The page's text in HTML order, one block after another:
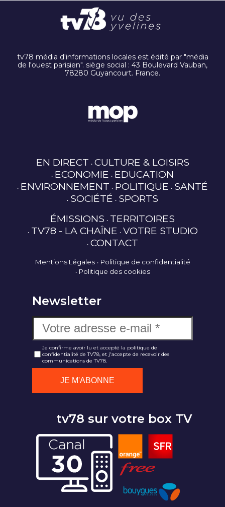
tv78 média d'informations locales est édité par "média
de l'ouest parisien". siège social : 43 Boulevard Vauban,
78280 Guyancourt. France.
EN DIRECT CULTURE & LOISIRS
ECONOMIE EDUCATION
ENVIRONNEMENT POLITIQUE SANTÉ
SOCIÉTÉ SPORTS
ÉMISSIONS TERRITOIRES
TV78 - LA CHAÎNE VOTRE STUDIO
CONTACT
Mentions Légales
Politique de confidentialité
Politique des cookies
Newsletter
Je confirme avoir lu et accepté la politique de
confidentialité de TV78, et j'accepte de recevoir des
communications de TV78.
tv78 sur votre box TV